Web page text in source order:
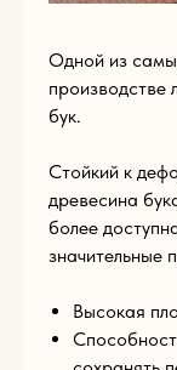
Одной из
производстве
бук.
Стойкий к
древесина
более
значительные
Высокая
Add files
Нажимая на кнопку
условиямиполитики